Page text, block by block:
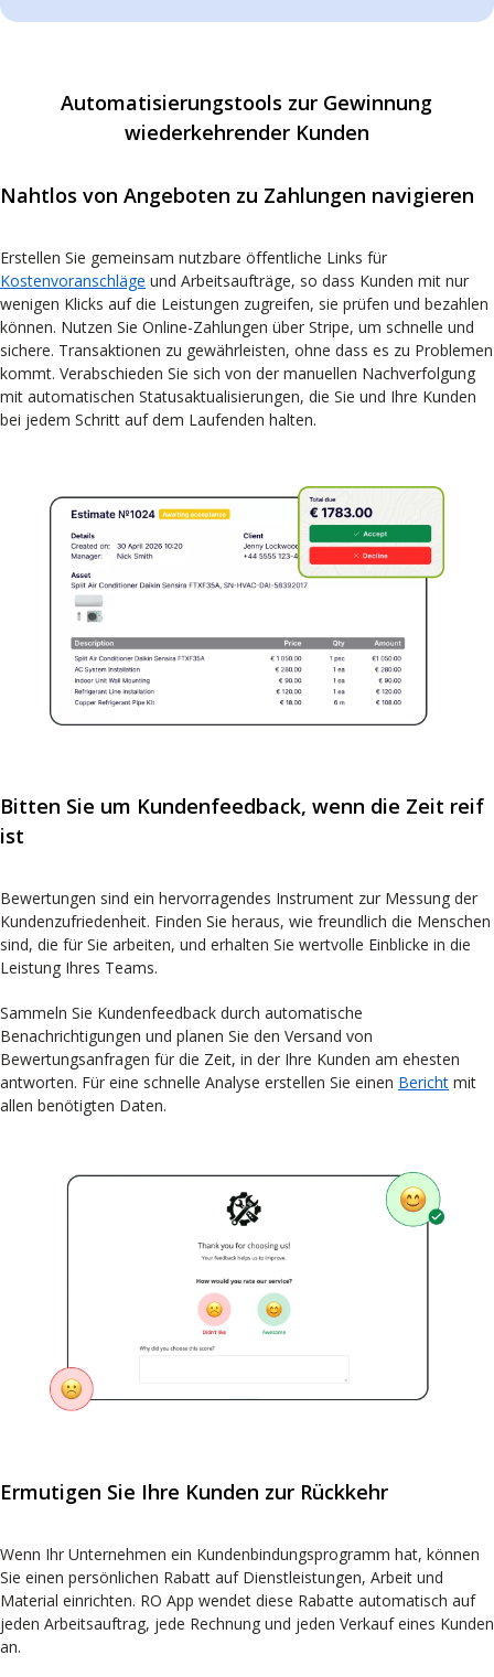
Automatisierungstools zur Gewinnung
wiederkehrender Kunden
Nahtlos von Angeboten zu Zahlungen navigieren
Erstellen Sie gemeinsam nutzbare öffentliche Links für
Kostenvoranschläge und Arbeitsaufträge, so dass Kunden mit nur
wenigen Klicks auf die Leistungen zugreifen, sie prüfen und bezahlen
können. Nutzen Sie Online-Zahlungen über Stripe, um schnelle und
sichere. Transaktionen zu gewährleisten, ohne dass es zu Problemen
kommt. Verabschieden Sie sich von der manuellen Nachverfolgung
mit automatischen Statusaktualisierungen, die Sie und Ihre Kunden
bei jedem Schritt auf dem Laufenden halten.
Bitten Sie um Kundenfeedback, wenn die Zeit reif
ist
Bewertungen sind ein hervorragendes Instrument zur Messung der
Kundenzufriedenheit. Finden Sie heraus, wie freundlich die Menschen
sind, die für Sie arbeiten, und erhalten Sie wertvolle Einblicke in die
Leistung Ihres Teams.
Sammeln Sie Kundenfeedback durch automatische
Benachrichtigungen und planen Sie den Versand von
Bewertungsanfragen für die Zeit, in der Ihre Kunden am ehesten
antworten. Für eine schnelle Analyse erstellen Sie einen Bericht mit
allen benötigten Daten.
Ermutigen Sie Ihre Kunden zur Rückkehr
Wenn Ihr Unternehmen ein Kundenbindungsprogramm hat, können
Sie einen persönlichen Rabatt auf Dienstleistungen, Arbeit und
Material einrichten. RO App wendet diese Rabatte automatisch auf
jeden Arbeitsauftrag, jede Rechnung und jeden Verkauf eines Kunden
an.